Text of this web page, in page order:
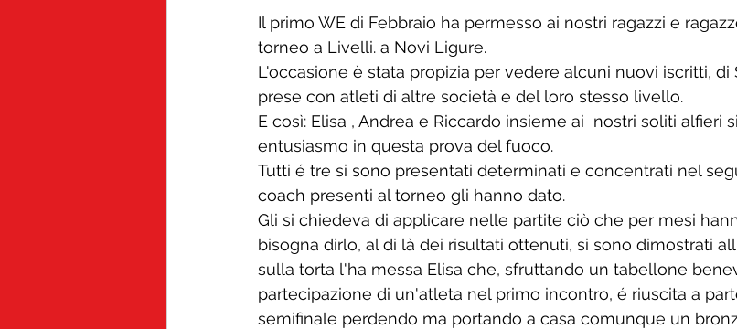
Il primo WE di Febbraio ha permesso ai nostri ragazzi e
torneo a Livelli. a Novi Ligure.
L'occasione è stata propizia per vedere alcuni nuovi iscritti,
prese con atleti di altre società e del loro stesso livello.
E così: Elisa , Andrea e Riccardo insieme ai  nostri soliti alfieri
entusiasmo in questa prova del fuoco.
Tutti é tre si sono presentati determinati e concentrati nel
coach presenti al torneo gli hanno dato.
Gli si chiedeva di applicare nelle partite ciò che per mesi
bisogna dirlo, al di là dei risultati ottenuti, si sono dimostrati
sulla torta l'ha messa Elisa che, sfruttando un tabellone
partecipazione di un'atleta nel primo incontro, é riuscita a
semifinale perdendo ma portando a casa comunque un